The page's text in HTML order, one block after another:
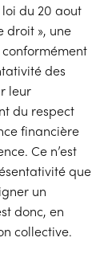
du 20 aout
droit », une
des
leur
du respect
financière
Ce n’est
que
un
donc, en
collective.